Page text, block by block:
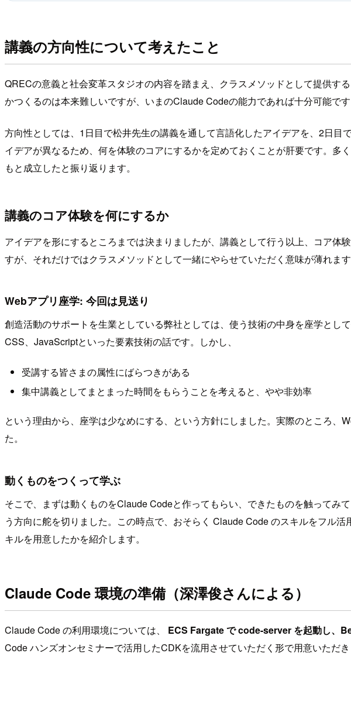
講義の方向性について考えたこと
QRECの意義と社会変革スタジオの内容を踏まえ、クラスメソッドとして提供
かつくるのは本来難しいですが、いまのClaude Codeの能力であれば十分可能で
方向性としては、1日目で松井先生の講義を通して言語化したアイデアを、2日
イデアが異なるため、何を体験のコアにするかを定めておくことが肝要です。
もと成立したと振り返ります。
講義のコア体験を何にするか
アイデアを形にするところまでは決まりましたが、講義として行う以上、コア
すが、それだけではクラスメソッドとして一緒にやらせていただく意味が薄れま
Webアプリ座学: 今回は見送り
創造活動のサポートを生業としている弊社としては、使う技術の中身を座学とし
CSS、JavaScriptといった要素技術の話です。しかし、
受講する皆さまの属性にばらつきがある
集中講義としてまとまった時間をもらうことを考えると、やや非効率
という理由から、座学は少なめにする、という方針にしました。実際のところ
た。
動くものをつくって学ぶ
そこで、まずは動くものをClaude Codeと作ってもらい、できたものを触ってみ
う方向に舵を切りました。この時点で、おそらく Claude Code のスキルをフル
キルを用意したかを紹介します。
Claude Code 環境の準備（深澤俊さんによる）
Claude Code の利用環境については、 ECS Fargate で code-server を起動し、
Code ハンズオンセミナーで活用したCDKを流用させていただく形で用意いただき